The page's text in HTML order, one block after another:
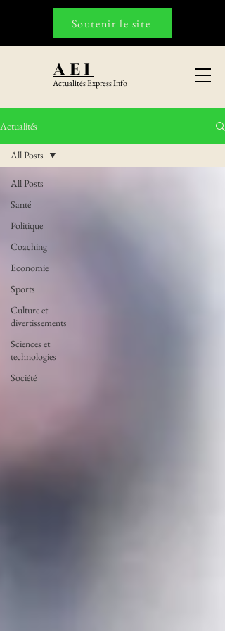
AEI
Actualités Express Info
Soutenir le site
Actualités
All Posts
Santé
Politique
Coaching
Economie
Sports
Culture et
divertissements
Sciences et
technologies
Société
All Posts